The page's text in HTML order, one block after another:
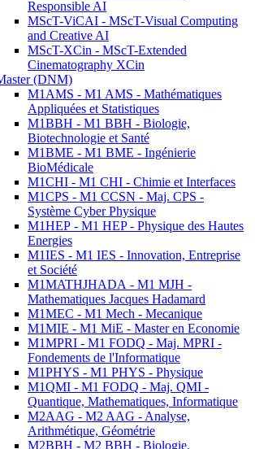
Responsible AI
MScT-ViCAI - MScT-Visual Computing
and Creative AI
MScT-XCin - MScT-Extended
Cinematography XCin
(DNM)
M1AMS - M1 AMS - Mathématiques
Appliquées et Statistiques
M1BBH - M1 BBH - Biologie,
Biotechnologie et Santé
M1BME - M1 BME - Ingénierie
BioMédicale
M1CHI - M1 CHI - Chimie et Interfaces
M1CPS - M1 CCSN - Maj. CPS -
Système Cyber Physique
M1HEP - M1 HEP - Physique des Hautes
Energies
M1IES - M1 IES - Innovation, Entreprise
et Société
M1MATHJHADA - M1 MJH -
Mathematiques Jacques Hadamard
M1MEC - M1 Mech - Mecanique
M1MIE - M1 MiE - Master en Economie
M1MPRI - M1 FODQ - Maj. MPRI -
Fondements de l'Informatique
M1PHYS - M1 PHYS - Physique
M1QMI - M1 FODQ - Maj. QMI -
Quantique, Mathematiques, Informatique
M2AAG - M2 AAG - Analyse,
Arithmétique, Géométrie
M2BBH - M2 BBH - Biologie,